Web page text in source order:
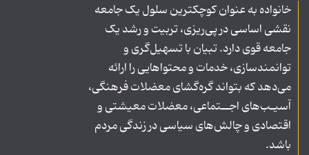
خانواده به عنوان کوچکترین سلول یک جامعه
نقشی اساسی در پی‌ریزی، تربیت و رشد یک
جامعه قوی دارد. تبیان با تسهیل‌گری و
توانمندسازی، خدمات و محتواهایی را ارائه
می‌دهد که بتواند گره‌گشای معضلات فرهنگی،
آسیـب‌های اجــتماعی، معضلات معیشتی و
اقتصادی و چالش‌های سیاسی در زندگی مردم
باشد.